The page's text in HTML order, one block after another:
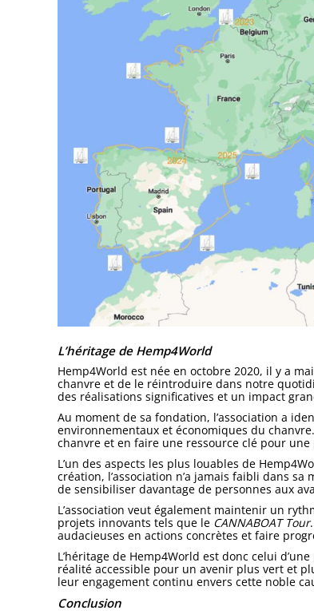
L’héritage de Hemp4World
Hemp4World est née en octobre 2020, il y a
chanvre et de le réintroduire dans notre
des réalisations significatives et un impact
Au moment de sa fondation, l’association a
environnementaux et économiques du
chanvre et en faire une ressource clé pour
L’un des aspects les plus louables de
création, l’association n’a jamais faibli dans
de sensibiliser davantage de personnes aux
L’association veut également maintenir un
projets innovants tels que le CANNABOAT Tour
audacieuses en actions concrètes et faire
L’héritage de Hemp4World est donc celui
réalité accessible pour un avenir plus vert et
leur engagement continu envers cette noble
Conclusion